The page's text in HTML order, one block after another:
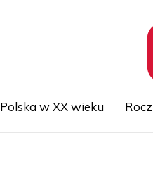
Polska w XX wieku